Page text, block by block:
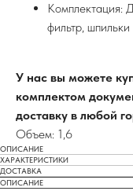
Комплектация:
фильтр, шпильки
У нас вы можете
комплектом
доставку в любой
Объем: 1,6
ОПИСАНИЕ
ХАРАКТЕРИСТИКИ
ДОСТАВКА
ОПИСАНИЕ